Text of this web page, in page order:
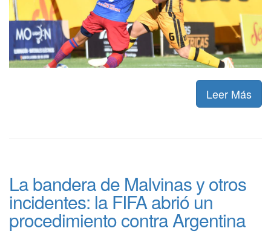
Leer Más
La bandera de Malvinas y otros
incidentes: la FIFA abrió un
procedimiento contra Argentina